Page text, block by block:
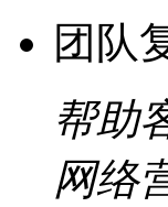
团队
帮助
网络